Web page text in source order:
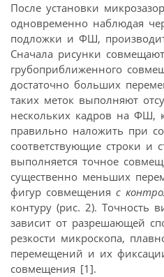
После установки
одновременно наблюдая
подложки и ФШ,
Сначала рисунки
грубоприближенного
достаточно больших
таких меток выполняют
нескольких кадров на ФШ,
правильно наложить при
соответствующие строки и
выполняется точное
существенно меньших
фигур совмещения с
контуру (рис. 2). Точность
зависит от разрешающей
резкости микроскопа,
перемещений и их
совмещения [1].